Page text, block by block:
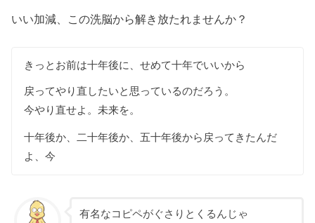
いい加減、この洗脳から解き放たれませんか？
きっとお前は十年後に、せめて十年でいいから
戻ってやり直したいと思っているのだろう。
今やり直せよ。未来を。
十年後か、二十年後か、五十年後から戻ってきたんだ
よ、今
有名なコピペがぐさりとくるんじゃ